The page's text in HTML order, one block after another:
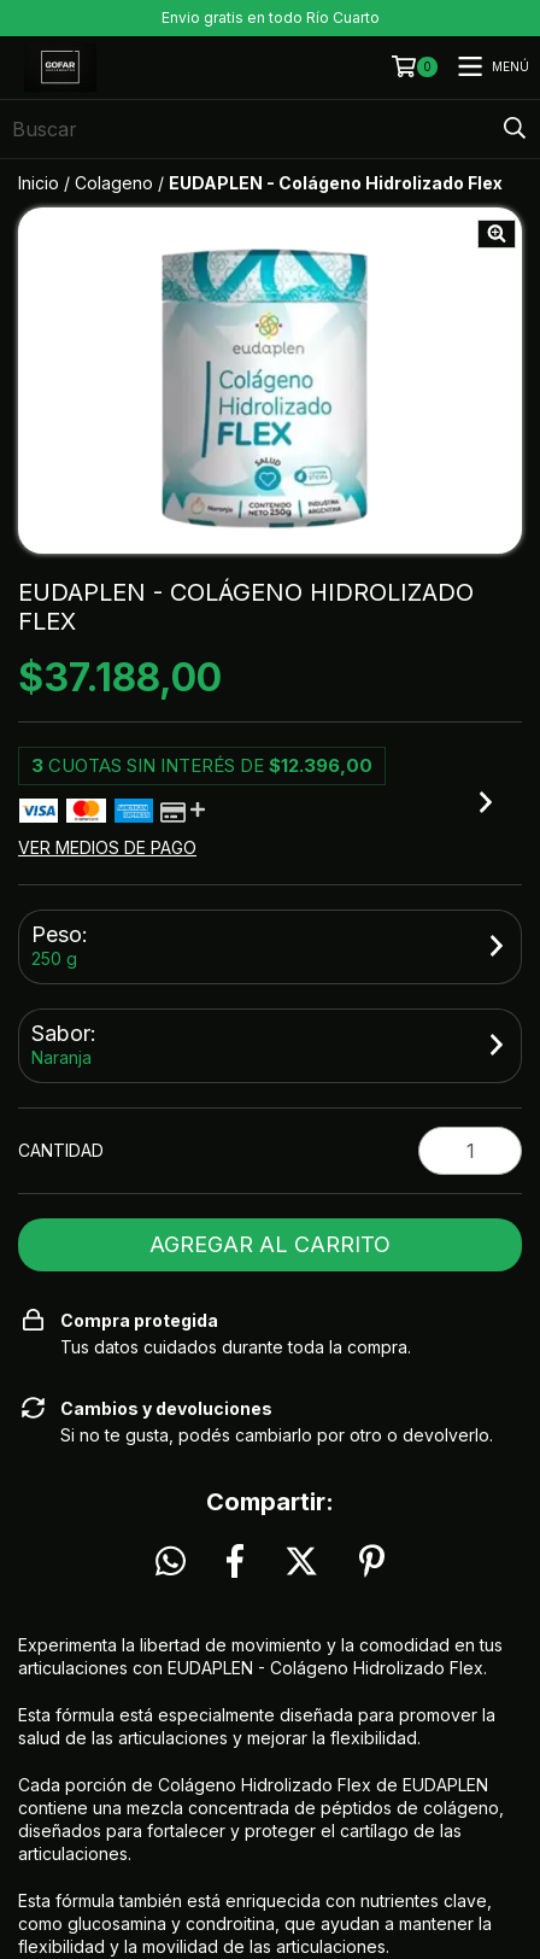
Envio gratis en todo Río Cuarto
0 MENÚ
Inicio / Colageno / EUDAPLEN - Colágeno Hidrolizado Flex
EUDAPLEN - COLÁGENO HIDROLIZADO
FLEX
$37.188,00
3 CUOTAS SIN INTERÉS DE $12.396,00
VER MEDIOS DE PAGO
Peso:
250 g
Sabor:
Naranja
CANTIDAD
Compra protegida
Tus datos cuidados durante toda la compra.
Cambios y devoluciones
Si no te gusta, podés cambiarlo por otro o devolverlo.
Compartir:
Experimenta la libertad de movimiento y la comodidad en tus
articulaciones con EUDAPLEN - Colágeno Hidrolizado Flex.
Esta fórmula está especialmente diseñada para promover la
salud de las articulaciones y mejorar la flexibilidad.
Cada porción de Colágeno Hidrolizado Flex de EUDAPLEN
contiene una mezcla concentrada de péptidos de colágeno,
diseñados para fortalecer y proteger el cartílago de las
articulaciones.
Esta fórmula también está enriquecida con nutrientes clave,
como glucosamina y condroitina, que ayudan a mantener la
flexibilidad y la movilidad de las articulaciones.